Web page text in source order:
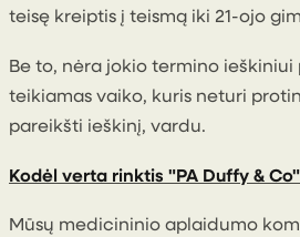
teisę kreiptis į teismą iki 21-ojo
Be to, nėra jokio termino ieškiniui
teikiamas vaiko, kuris neturi
pareikšti ieškinį, vardu.
Kodėl verta rinktis "PA Duffy &
Mūsų medicininio aplaidumo